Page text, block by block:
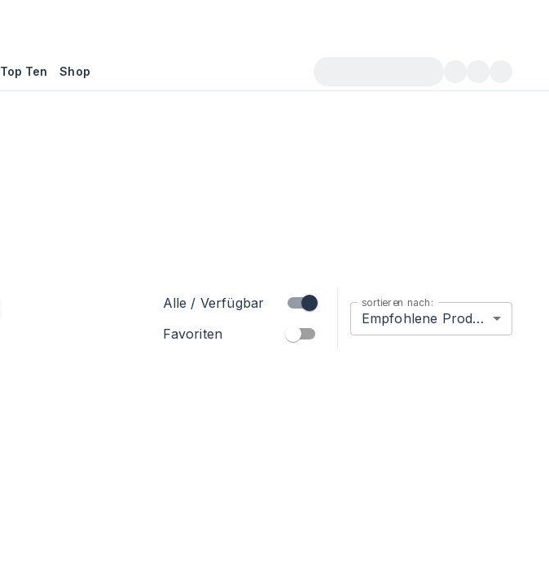
Top Ten Shop
Alle / Verfügbar
Favoriten
sortieren nach:
Empfohlene Produkte